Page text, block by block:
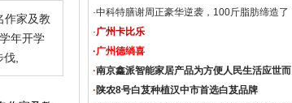
作家及教
年开学
,
·中科特膳谢周正豪华逆袭，100斤脂肪缔造了
·广州卡比乐
·广州德绱喜
·南京鑫派智能家居产品为方便人民生活应世而
· 陕农8号白芨种植汉中市首选白芨品牌